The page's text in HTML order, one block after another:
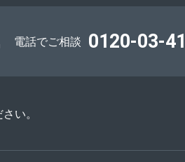
電話でご相談 0120-03-
い。